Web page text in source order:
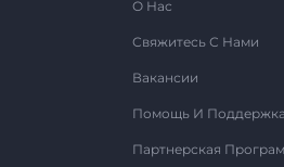
О Нас
Свяжитесь С Нами
Вакансии
Помощь И Поддержка
Партнерская